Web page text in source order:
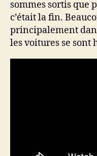
sommes sortis que
c’était la fin.
principalement
les voitures se sont